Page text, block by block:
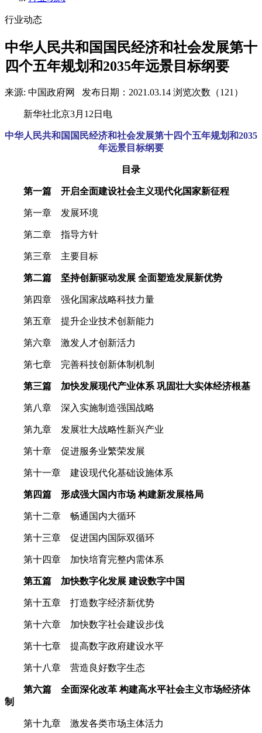
行业动态
中华人民共和国国民经济和社会发展第十
四个五年规划和2035年远景目标纲要
来源: 中国政府网 发布日期：2021.03.14 浏览次数（121）
新华社北京3月12日电
中华人民共和国国民经济和社会发展第十四个五年规划和2035
年远景目标纲要
目录
第一篇 开启全面建设社会主义现代化国家新征程
第一章 发展环境
第二章 指导方针
第三章 主要目标
第二篇 坚持创新驱动发展 全面塑造发展新优势
第四章 强化国家战略科技力量
第五章 提升企业技术创新能力
第六章 激发人才创新活力
第七章 完善科技创新体制机制
第三篇 加快发展现代产业体系 巩固壮大实体经济根基
第八章 深入实施制造强国战略
第九章 发展壮大战略性新兴产业
第十章 促进服务业繁荣发展
第十一章 建设现代化基础设施体系
第四篇 形成强大国内市场 构建新发展格局
第十二章 畅通国内大循环
第十三章 促进国内国际双循环
第十四章 加快培育完整内需体系
第五篇 加快数字化发展 建设数字中国
第十五章 打造数字经济新优势
第十六章 加快数字社会建设步伐
第十七章 提高数字政府建设水平
第十八章 营造良好数字生态
第六篇 全面深化改革 构建高水平社会主义市场经济体
制
第十九章 激发各类市场主体活力